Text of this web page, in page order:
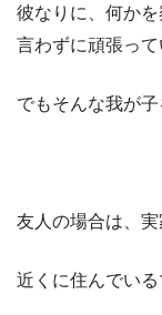
彼なりに、何か
言わずに頑張っ
でもそんな我が
友人の場合は、
近くに住んでい